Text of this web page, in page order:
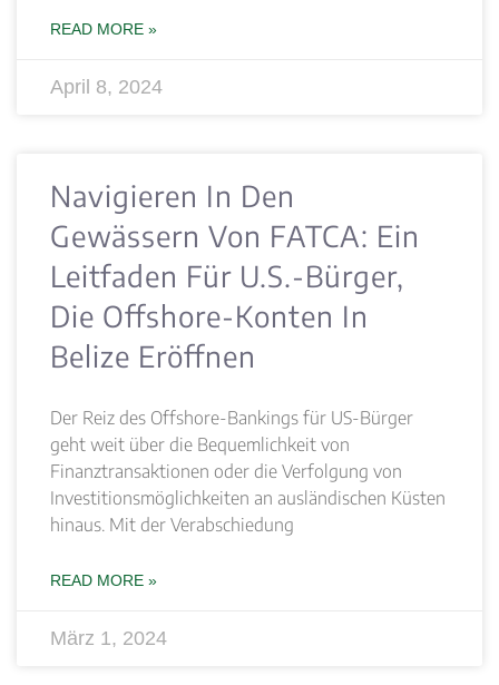
READ MORE »
April 8, 2024
Navigieren In Den
Gewässern Von FATCA: Ein
Leitfaden Für U.S.-Bürger,
Die Offshore-Konten In
Belize Eröffnen
Der Reiz des Offshore-Bankings für US-Bürger
geht weit über die Bequemlichkeit von
Finanztransaktionen oder die Verfolgung von
Investitionsmöglichkeiten an ausländischen Küsten
hinaus. Mit der Verabschiedung
READ MORE »
März 1, 2024